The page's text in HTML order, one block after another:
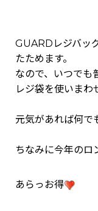
GUARDレジバッ
たためます。
なので、いつでも
レジ袋を使いまわ
元気があれば何で
ちなみに今年の
あらっお得